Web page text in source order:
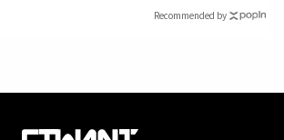
Recommended by